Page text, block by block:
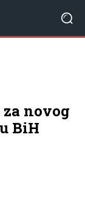
novog
BiH